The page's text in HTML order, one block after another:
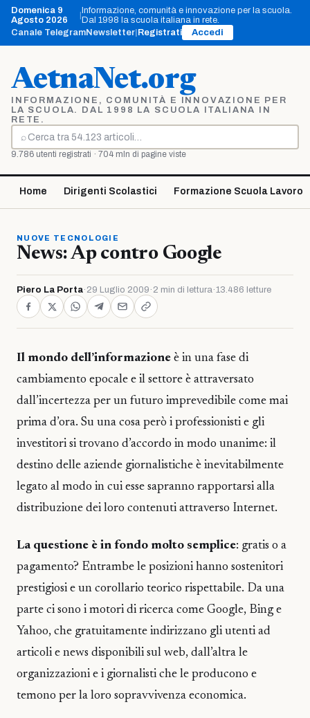
Vai
contenuto
Domenica 9
Agosto 2026
|Informazione, comunità e innovazione per la scuola.
Dal 1998 la scuola italiana in rete.
Canale TelegramNewsletter Registrati Accedi
AetnaNet.org
INFORMAZIONE, COMUNITÀ E INNOVAZIONE PER
LA SCUOLA. DAL 1998 LA SCUOLA ITALIANA IN
RETE.
⌕
Cerca
9.786 utenti registrati · 704 mln di pagine viste
Home Dirigenti Scolastici Formazione Scuola Lavoro
NUOVE TECNOLOGIE
News: Ap contro Google
Piero La Porta· 29 Luglio 2009 · 2 min di lettura·13.486 letture
Il mondo dell’informazione è in una fase di
cambiamento epocale e il settore è attraversato
dall’incertezza per un futuro imprevedibile come mai
prima d’ora. Su una cosa però i professionisti e gli
investitori si trovano d’accordo in modo unanime: il
destino delle aziende giornalistiche è inevitabilmente
legato al modo in cui esse sapranno rapportarsi alla
distribuzione dei loro contenuti attraverso Internet.
La questione è in fondo molto semplice: gratis o a
pagamento? Entrambe le posizioni hanno sostenitori
prestigiosi e un corollario teorico rispettabile. Da una
parte ci sono i motori di ricerca come Google, Bing e
Yahoo, che gratuitamente indirizzano gli utenti ad
articoli e news disponibili sul web, dall’altra le
organizzazioni e i giornalisti che le producono e
temono per la loro sopravvivenza economica.